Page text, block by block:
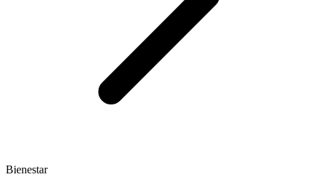
Bienestar